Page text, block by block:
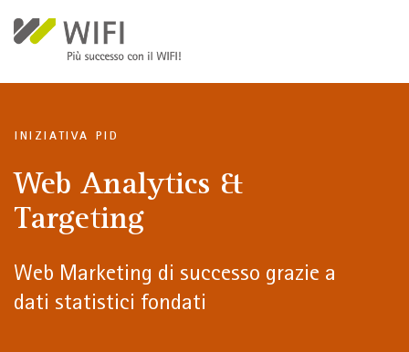
INIZIATIVA PID
Web Analytics &
Targeting
Web Marketing di successo grazie a
dati statistici fondati